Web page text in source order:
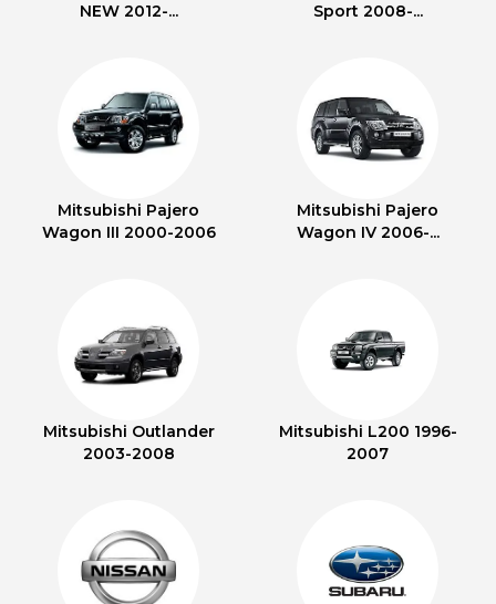
NEW 2012-...
Sport 2008-...
Mitsubishi Pajero
Wagon III 2000-2006
Mitsubishi Pajero
Wagon IV 2006-...
Mitsubishi Outlander
2003-2008
Mitsubishi L200 1996-
2007